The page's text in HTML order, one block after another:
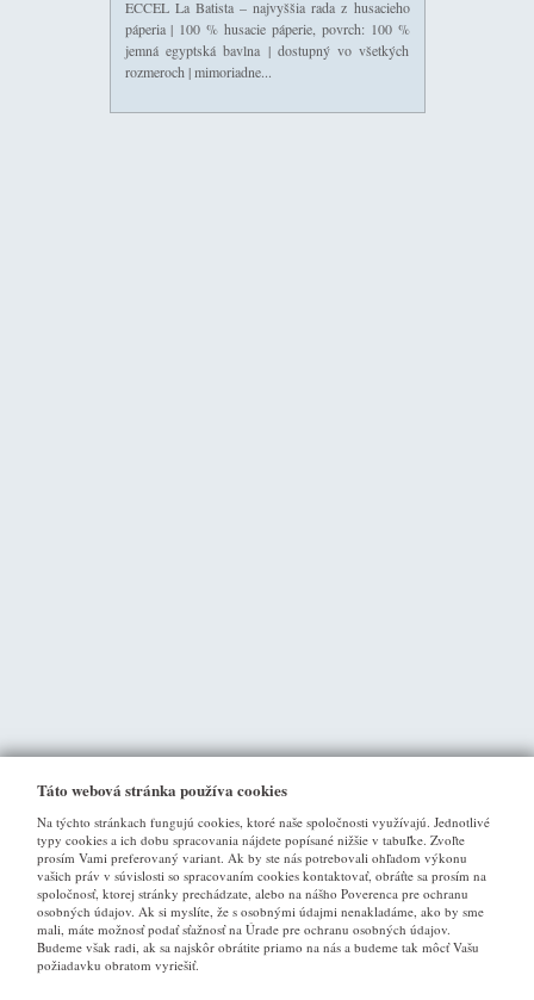
ECCEL La Batista – najvyššia rada z husacieho
páperia | 100 % husacie páperie, povrch: 100 %
jemná egyptská bavlna | dostupný vo všetkých
rozmeroch | mimoriadne...
VŠE O NÁKUPU
Táto webová stránka používa cookies
Na týchto stránkach fungujú cookies, ktoré naše spoločnosti využívajú. Jednotlivé
typy cookies a ich dobu spracovania nájdete popísané nižšie v tabuľke. Zvoľte
prosím Vami preferovaný variant. Ak by ste nás potrebovali ohľadom výkonu
vašich práv v súvislosti so spracovaním cookies kontaktovať, obráťte sa prosím na
spoločnosť, ktorej stránky prechádzate, alebo na nášho Poverenca pre ochranu
osobných údajov. Ak si myslíte, že s osobnými údajmi nenakladáme, ako by sme
mali, máte možnosť podať sťažnosť na Úrade pre ochranu osobných údajov.
Budeme však radi, ak sa najskôr obrátite priamo na nás a budeme tak môcť Vašu
požiadavku obratom vyriešiť.